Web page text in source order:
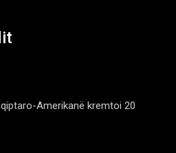
Amerikanë kremtoi 20